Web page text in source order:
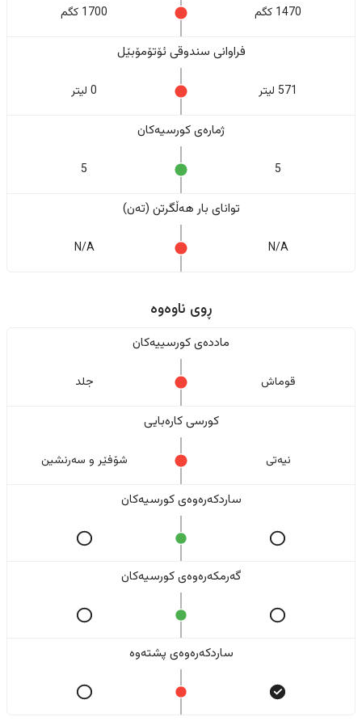
1470 کگم 1700 کگم
فراوانی سندوقی ئۆتۆمۆبێل
571 لیتر 0 لیتر
ژمارەی کورسیەکان
5
5
تواناى بار هەڵگرتن (تەن)
N/A
N/A
ڕوی ناوەوە
ماددەی کورسییەکان
قوماش جلد
کورسی کارەبایی
نیەتی شۆفێر و سەرنشین
ساردکەرەوەی کورسیەکان
گەرمکەرەوەی کورسیەکان
ساردکەرەوەی پشتەوە